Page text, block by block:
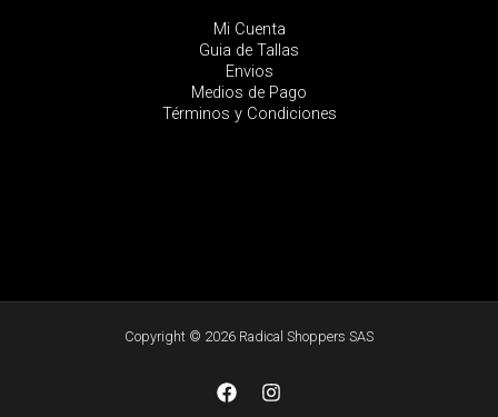
Mi Cuenta
Guia de Tallas
Envios
Medios de Pago
Términos y Condiciones
Copyright © 2026 Radical Shoppers SAS